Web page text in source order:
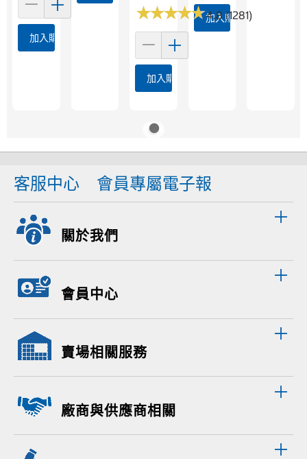
加入購物車
★★★★★
★★★★★4.8 (1281)
加入購物車
加入購物車
客服中心 會員專屬電子報
關於我們
會員中心
賣場相關服務
廠商與供應商相關